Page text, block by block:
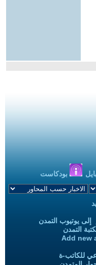
بودكاست
إلى يوتيوب التمدن
التمدن
Add new
للكاتب-ة